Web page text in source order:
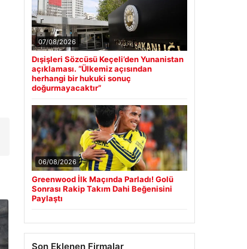
07/08/2026
Dışişleri Sözcüsü Keçeli’den Yunanistan
açıklaması. “Ülkemiz açısından
herhangi bir hukuki sonuç
doğurmayacaktır”
06/08/2026
Greenwood İlk Maçında Parladı! Golü
Sonrası Rakip Takım Dahi Beğenisini
Paylaştı
Son Eklenen Firmalar